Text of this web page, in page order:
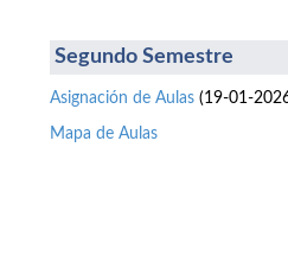
Segundo Semestre
Asignación de Aulas (19-01-
Mapa de Aulas